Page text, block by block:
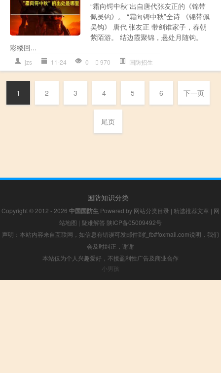
“霜向锷中秋”出自唐代张友正的《锦带
佩吴钩》。 “霜向锷中秋”全诗 《锦带佩
吴钩》 唐代 张友正 带剑谁家子，春朝
紫陌游。 结边霞聚锦，悬处月随钩。
彩缕回...
jzs 11-24 0 970 国防招生
1 2 3 4 5 6 下一页
尾页
国防知识分类
Copyright © 2012 - 2026 中国国防生 Powered by 网站分类目录 | 精选推荐文章 | 网
站地图 | 疑难解答 陕ICP备05009492号
声明：本站内容来自互联网，如信息有错误可发邮件到f_fb#foxmail.com说明，我们
会及时纠正，谢谢
本站仅为个人兴趣爱好，不接盈利性广告及商业合作
小男孩